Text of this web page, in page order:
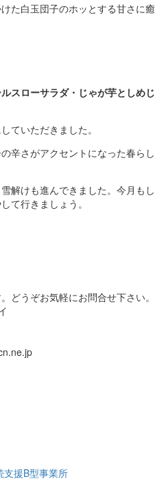
た白玉団子のホッとする甘さに癒
スローサラダ・じゃが芋としめじ
ていただきました。
辛さがアクセントになった春らし
解けも進んできました。今月もし
て行きましょう。
どうぞお気軽にお問合せ下さい。